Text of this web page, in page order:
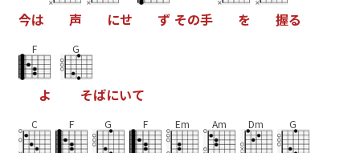
今は 声 にせ ず その手 を 握る
F
よ
G
そばにいて
C F G F Em Am Dm G